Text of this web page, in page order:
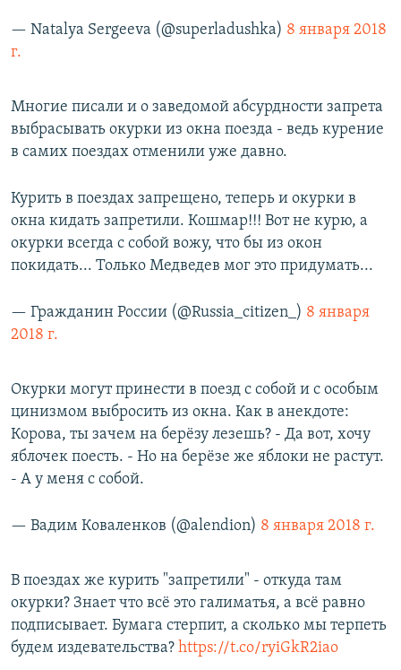
— Natalya Sergeeva (@superladushka) 8 января 2018
г.
Многие писали и о заведомой абсурдности запрета
выбрасывать окурки из окна поезда - ведь курение
в самих поездах отменили уже давно.
Курить в поездах запрещено, теперь и окурки в
окна кидать запретили. Кошмар!!! Вот не курю, а
окурки всегда с собой вожу, что бы из окон
покидать... Только Медведев мог это придумать...
— Гражданин России (@Russia_citizen_) 8 января
2018 г.
Окурки могут принести в поезд с собой и с особым
цинизмом выбросить из окна. Как в анекдоте:
Корова, ты зачем на берёзу лезешь? - Да вот, хочу
яблочек поесть. - Но на берёзе же яблоки не растут.
- А у меня с собой.
— Вадим Коваленков (@alendion) 8 января 2018 г.
В поездах же курить "запретили" - откуда там
окурки? Знает что всё это галиматья, а всё равно
подписывает. Бумага стерпит, а сколько мы терпеть
будем издевательства? https://t.co/ryiGkR2iao